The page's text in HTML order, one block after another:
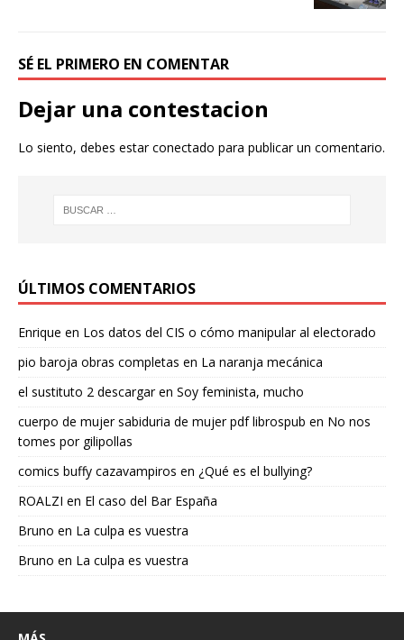
SÉ EL PRIMERO EN COMENTAR
Dejar una contestacion
Lo siento, debes estarconectado para publicar un comentario.
ÚLTIMOS COMENTARIOS
Enrique en Los datos del CIS o cómo manipular al electorado
pio baroja obras completas en La naranja mecánica
el sustituto 2 descargaren Soy feminista, mucho
cuerpo de mujer sabiduria de mujer pdf librospub en No nos
tomes por gilipollas
comics buffy cazavampiros en ¿Qué es el bullying?
ROALZI en El caso del Bar España
Bruno en La culpa es vuestra
Bruno en La culpa es vuestra